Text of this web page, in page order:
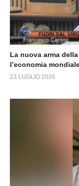
La nuova arma
l’economia
23 LUGLIO 2026